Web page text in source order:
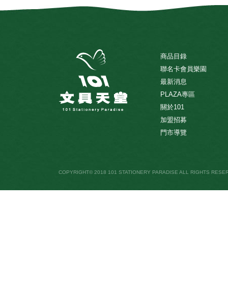
商品目錄
聯名卡會員樂園
最新消息
PLAZA專區
關於101
加盟招募
門市導覽
COPYRIGHT© 2018 101 STATIONERY PARADISE ALL RIGHTS